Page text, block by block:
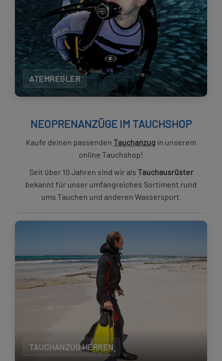
ATEMREGLER
NEOPRENANZÜGE IM TAUCHSHOP
Kaufe deinen passenden Tauchanzug in unserem
online Tauchshop!
Seit über 10 Jahren sind wir als Tauchausrüster
bekannt für unser umfangreiches Sortiment rund
ums Tauchen und anderen Wassersport.
TAUCHANZUG HERREN